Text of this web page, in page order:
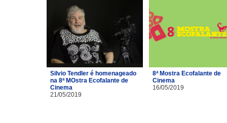
Silvio Tendler é homenageado
na 8ª MOstra Ecofalante de
Cinema
21/05/2019
8ª Mostra Ecofalante de
Cinema
16/05/2019